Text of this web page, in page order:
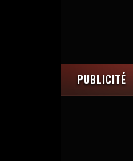
PUBLICITÉ